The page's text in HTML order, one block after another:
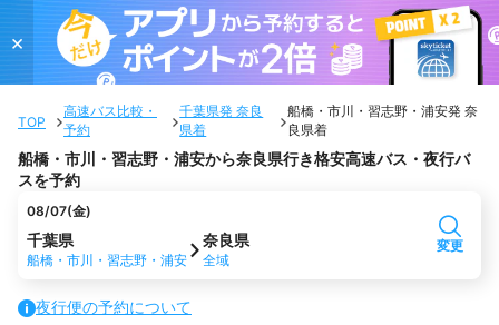
×
TOP
高速バス比較・
予約
千葉県発 奈良
県着
船橋・市川・習志野・浦安発 奈
良県着
船橋・市川・習志野・浦安から奈良県行き格安高速バス・夜行バ
スを予約
08/07(金)
千葉県
船橋・市川・習志野・浦安
奈良県
全域
変更
夜行便の予約について